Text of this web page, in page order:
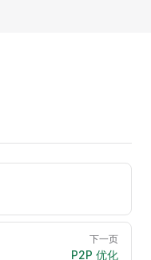
下一页
P2P 优化